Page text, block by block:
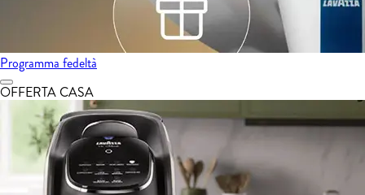
Programma fedeltà
OFFERTA CASA